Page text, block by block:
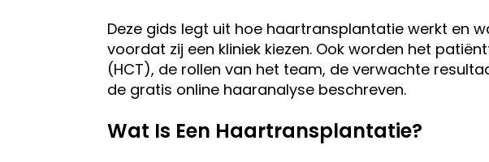
Deze gids legt uit hoe haartransplantatie werkt en
voordat zij een kliniek kiezen. Ook worden het
(HCT), de rollen van het team, de verwachte
de gratis online haaranalyse beschreven.
Wat Is Een Haartransplantatie?